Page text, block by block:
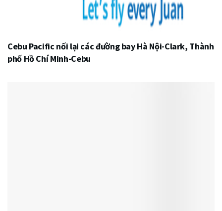
Cebu Pacific nối lại các đường bay Hà Nội-Clark, Thành
phố Hồ Chí Minh-Cebu